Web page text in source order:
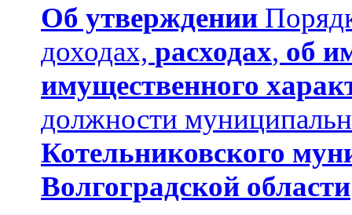
Об утверждении
доходах, расходах, об
имущественного
должности
Котельниковского
Волгоградской области